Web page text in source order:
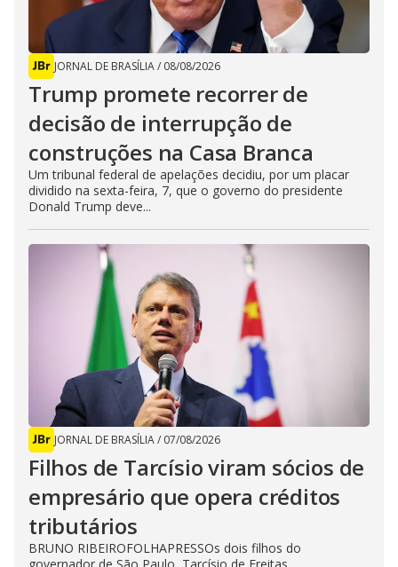
JORNAL DE BRASÍLIA/ 08/08/2026
Trump promete recorrer de
decisão de interrupção de
construções na Casa Branca
Um tribunal federal de apelações decidiu, por um placar
dividido na sexta-feira, 7, que o governo do presidente
Donald Trump deve...
JORNAL DE BRASÍLIA/ 07/08/2026
Filhos de Tarcísio viram sócios de
empresário que opera créditos
tributários
BRUNO RIBEIROFOLHAPRESSOs dois filhos do